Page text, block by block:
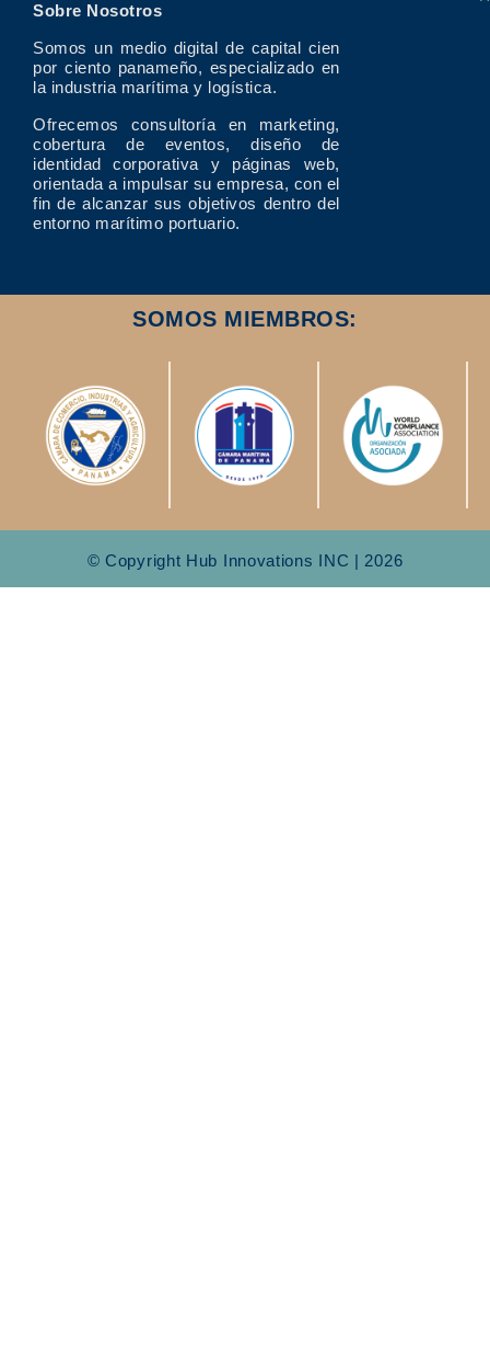
Sobre Nosotros
Somos un medio digital de capital cien
por ciento panameño, especializado en
la industria marítima y logística.
Ofrecemos consultoría en marketing,
cobertura de eventos, diseño de
identidad corporativa y páginas web,
orientada a impulsar su empresa, con el
fin de alcanzar sus objetivos dentro del
entorno marítimo portuario.
SOMOS MIEMBROS:
© Copyright Hub Innovations INC | 2026